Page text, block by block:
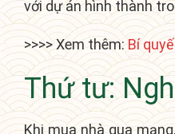
với dự án hình thành
>>>> Xem thêm:Bí
Thứ tư:
Khi mua nhà qua